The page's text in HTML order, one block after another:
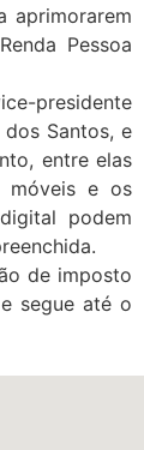
aprimorarem
Pessoa
Santos, e
entre elas
móveis e os
podem
de imposto
segue até o